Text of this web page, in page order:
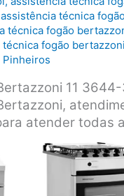
assistência técnica
técnica fogão
fogão
Pinheiros
11
atender todas